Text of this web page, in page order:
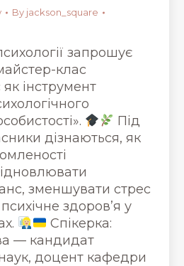
By jackson_square
запрошує
клас
інструмент
Під
дізнаються, як
зменшувати стрес
здоров’я у
Спікерка:
— кандидат
доцент кафедри